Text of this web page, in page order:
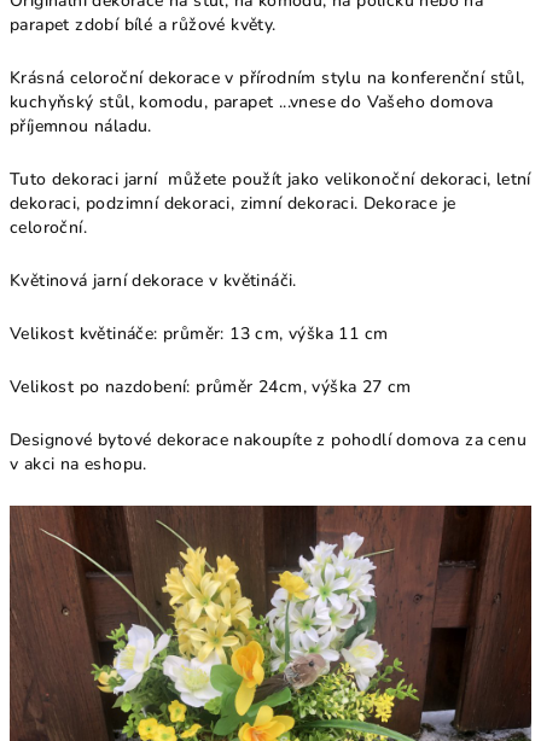
parapet zdobí bílé a růžové květy.
Krásná celoroční dekorace v přírodním stylu na konferenční stůl,
kuchyňský stůl, komodu, parapet ...vnese do Vašeho domova
příjemnou náladu.
Tuto dekoraci jarní můžete použít jako velikonoční dekoraci, letní
dekoraci, podzimní dekoraci, zimní dekoraci. Dekorace je
celoroční.
Květinová jarní dekorace v květináči.
Velikost květináče: průměr: 13 cm, výška 11 cm
Velikost po nazdobení: průměr 24cm, výška 27 cm
Designové bytové dekorace nakoupíte z pohodlí domova za cenu
v akci na eshopu.